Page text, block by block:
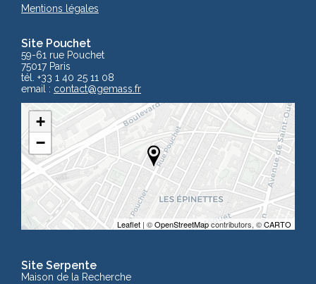
Site Pouchet
59-61 rue Pouchet
75017 Paris
tél. +33 1 40 25 11 08
email : contact@gemass.fr
+
−
Leaflet | ©OpenStreetMapcontributors, ©CARTO
Site Serpente
Maison de la Recherche
Mentions légales